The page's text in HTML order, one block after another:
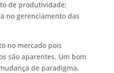
de produtividade;
no gerenciamento das
no mercado pois
são aparentes. Um bom
de paradigma,